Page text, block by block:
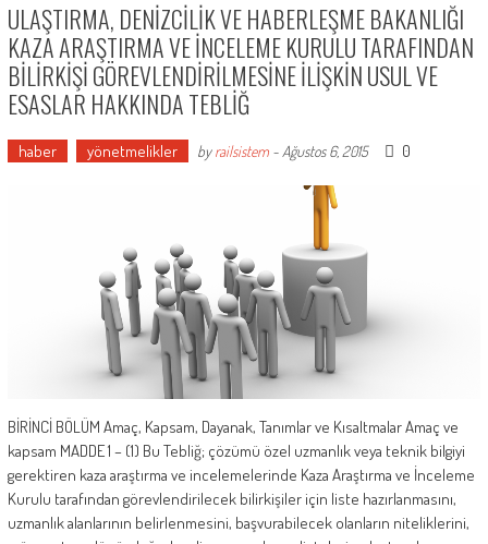
ULAŞTIRMA, DENİZCİLİK VE HABERLEŞME BAKANLIĞI
KAZA ARAŞTIRMA VE İNCELEME KURULU TARAFINDAN
BİLİRKİŞİ GÖREVLENDİRİLMESİNE İLİŞKİN USUL VE
ESASLAR HAKKINDA TEBLİĞ
haber yönetmelikler byrailsistem- Ağustos 6, 2015 0
BİRİNCİ BÖLÜM Amaç, Kapsam, Dayanak, Tanımlar ve Kısaltmalar Amaç ve
kapsam MADDE 1 – (1) Bu Tebliğ; çözümü özel uzmanlık veya teknik bilgiyi
gerektiren kaza araştırma ve incelemelerinde Kaza Araştırma ve İnceleme
Kurulu tarafından görevlendirilecek bilirkişiler için liste hazırlanmasını,
uzmanlık alanlarının belirlenmesini, başvurabilecek olanların niteliklerini,